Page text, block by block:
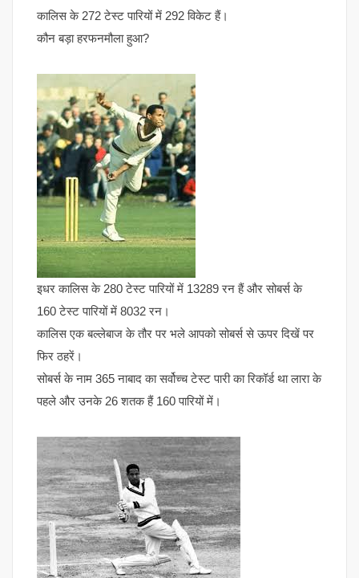
कालिस के 272 टेस्ट पारियों में 292 विकेट हैं।
कौन बड़ा हरफनमौला हुआ?
इधर कालिस के 280 टेस्ट पारियों में 13289 रन हैं और सोबर्स के
160 टेस्ट पारियों में 8032 रन।
कालिस एक बल्लेबाज के तौर पर भले आपको सोबर्स से ऊपर दिखें पर
फिर ठहरें।
सोबर्स के नाम 365 नाबाद का सर्वोच्च टेस्ट पारी का रिकॉर्ड था लारा के
पहले और उनके 26 शतक हैं 160 पारियों में।